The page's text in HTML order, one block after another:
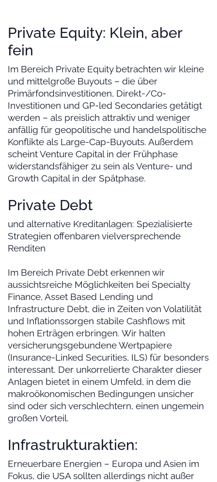
Private Equity: Klein, aber
fein
Im Bereich Private Equity betrachten wir kleine
und mittelgroße Buyouts – die über
Primärfondsinvestitionen, Direkt-/Co-
Investitionen und GP-led Secondaries getätigt
werden – als preislich attraktiv und weniger
anfällig für geopolitische und handelspolitische
Konflikte als Large-Cap-Buyouts. Außerdem
scheint Venture Capital in der Frühphase
widerstandsfähiger zu sein als Venture- und
Growth Capital in der Spätphase.
Private Debt
und alternative Kreditanlagen: Spezialisierte
Strategien offenbaren vielversprechende
Renditen
Im Bereich Private Debt erkennen wir
aussichtsreiche Möglichkeiten bei Specialty
Finance, Asset Based Lending und
Infrastructure Debt, die in Zeiten von Volatilität
und Inflationssorgen stabile Cashflows mit
hohen Erträgen erbringen. Wir halten
versicherungsgebundene Wertpapiere
(Insurance-Linked Securities, ILS) für besonders
interessant. Der unkorrelierte Charakter dieser
Anlagen bietet in einem Umfeld, in dem die
makroökonomischen Bedingungen unsicher
sind oder sich verschlechtern, einen ungemein
großen Vorteil.
Infrastrukturaktien:
Erneuerbare Energien – Europa und Asien im
Fokus, die USA sollten allerdings nicht außer